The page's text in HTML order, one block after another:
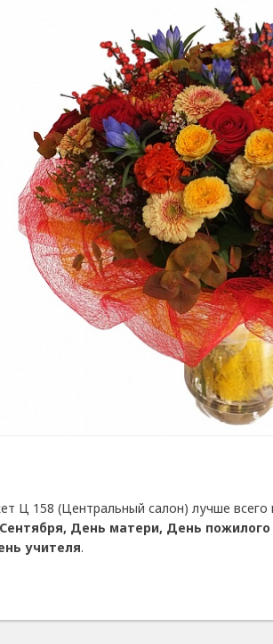
Ц 158 (Центральный салон) лучше
День матери, День
учителя.